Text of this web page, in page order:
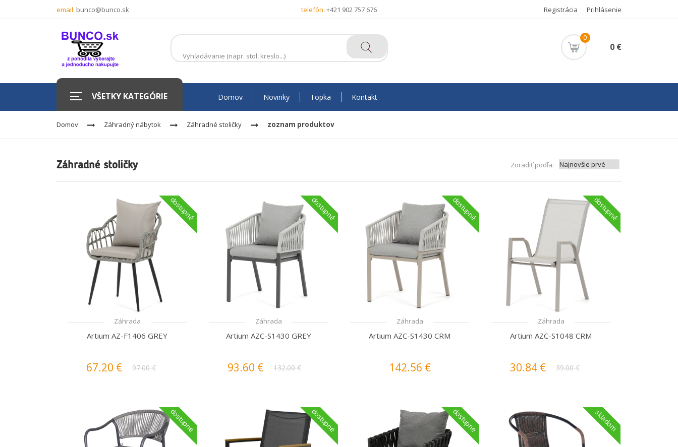
email: bunco@bunco.sk telefón: +421 902 757 676 Registrácia Prihlásenie
0
0 €
VŠETKY KATEGÓRIE Domov Novinky Topka Kontakt
Domov Záhradný nábytok Záhradné stoličky zoznam produktov
Záhradné stoličky Zoradiť podľa:
Záhrada
Artium AZ-F1406 GREY
67.20 € 97.00 €
dostupné
Záhrada
Artium AZC-S1430 GREY
93.60 € 132.00 €
dostupné
Záhrada
Artium AZC-S1430 CRM
142.56 €
dostupné
Záhrada
Artium AZC-S1048 CRM
30.84 € 39.00 €
dostupné
dostupné dostupné dostupné skladom